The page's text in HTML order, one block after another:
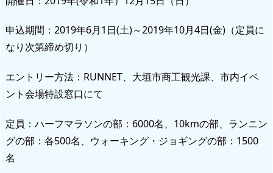
申込期間：2019年6月1日(土)～2019年10月4日(金)（定員に
なり次第締め切り）
エントリー方法：RUNNET、大垣市商工観光課、市内イベ
ント会場特設窓口にて
定員：ハーフマラソンの部：6000名、10kmの部、ランニン
グの部：各500名、ウォーキング・ジョギングの部：1500
名